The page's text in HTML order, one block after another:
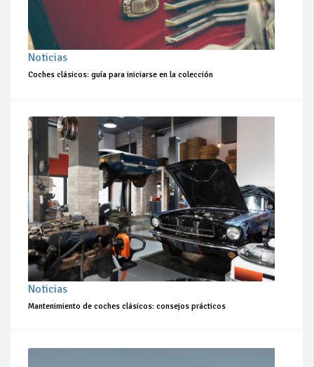
Noticias
Coches clásicos: guía para iniciarse en la colección
Noticias
Mantenimiento de coches clásicos: consejos prácticos